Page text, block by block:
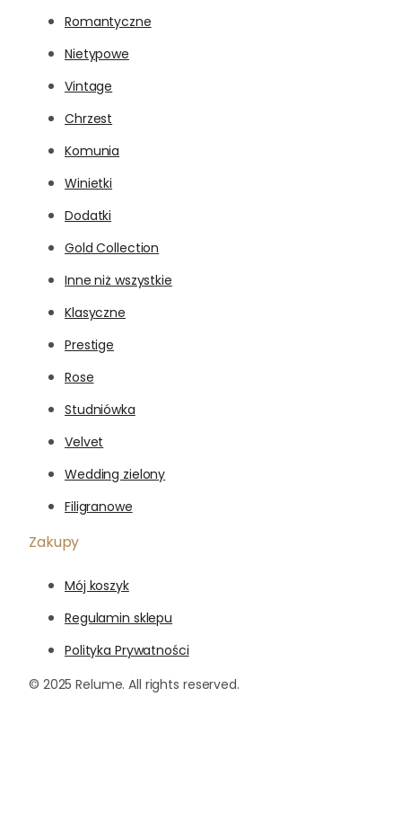
Romantyczne
Nietypowe
Vintage
Chrzest
Komunia
Winietki
Dodatki
Gold Collection
Inne niż wszystkie
Klasyczne
Prestige
Rose
Studniówka
Velvet
Wedding zielony
Filigranowe
Zakupy
Mój koszyk
Regulamin sklepu
Polityka Prywatności
© 2025 Relume. All rights reserved.